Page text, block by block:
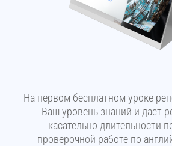
На первом бесплатном уроке
Ваш уровень знаний и даст
касательно длительности
проверочной работе по